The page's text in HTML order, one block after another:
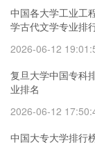
中国各大学工业工
学古代文学专业排行
2026-06-12
复旦大学中国专科
业排名
2026-06-12
中国大专大学排行